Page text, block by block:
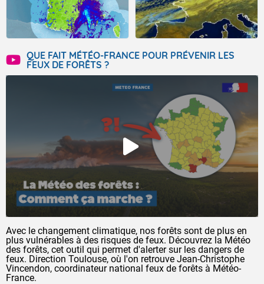
QUE FAIT MÉTÉO-FRANCE POUR PRÉVENIR LES
FEUX DE FORÊTS ?
Avec le changement climatique, nos forêts sont de plus en
plus vulnérables à des risques de feux. Découvrez la Météo
des forêts, cet outil qui permet d'alerter sur les dangers de
feux. Direction Toulouse, où l'on retrouve Jean-Christophe
Vincendon, coordinateur national feux de forêts à Météo-
France.